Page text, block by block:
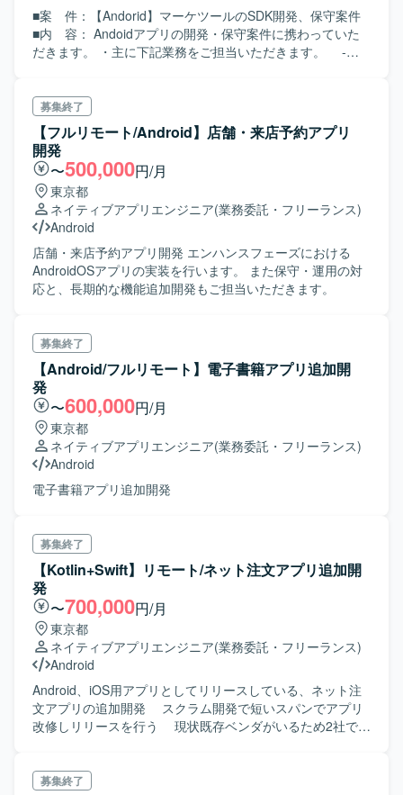
■案 件：【Andorid】マーケツールのSDK開発、保守案件
■内 容： Andoidアプリの開発・保守案件に携わっていた
だきます。 ・主に下記業務をご担当いただきます。 -基
エストを利用したチーム開発) ・java言語とAndroidStudioを
使ったAndroidアプリ開発の実務経験 (1年以上) ・Gradleに
よるライブラリ管理の経験 ■尚 可： ・Firebaseの利用経
験 (特にFirebase Cloud Messagingに関する理解) ・
NotificationCompatAPIを使ったプッシュ通知送受信の仕組
みの理解 ・Okhttp3を使った通信処理の理解 ・Gsonを使っ
たjsonのシリアライズ、デシリアライズに対する理解
募集終了
【フルリモート/Android】店舗・来店予約アプリ
開発
〜500,000円/月
東京都
ネイティブアプリエンジニア(業務委託・フリーランス)
Android
店舗・来店予約アプリ開発 エンハンスフェーズにおける
AndroidOSアプリの実装を行います。 また保守・運用の対
応と、長期的な機能追加開発もご担当いただきます。
募集終了
【Android/フルリモート】電子書籍アプリ追加開
発
〜600,000円/月
東京都
ネイティブアプリエンジニア(業務委託・フリーランス)
Android
電子書籍アプリ追加開発
募集終了
【Kotlin+Swift】リモート/ネット注文アプリ追加開
発
〜700,000円/月
東京都
ネイティブアプリエンジニア(業務委託・フリーランス)
Android
Android、iOS用アプリとしてリリースしている、ネット注
文アプリの追加開発 スクラム開発で短いスパンでアプリ
改修しリリースを行う 現状既存ベンダがいるため2社で開
募集終了